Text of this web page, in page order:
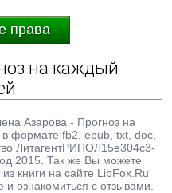
права
на каждый
Азарова - Прогноз на
формате fb2, epub, txt, doc,
ЛитагентРИПОЛ15e304c3-
2015. Так же Вы можете
книги на сайте LibFox.Ru
ознакомиться с отзывами.